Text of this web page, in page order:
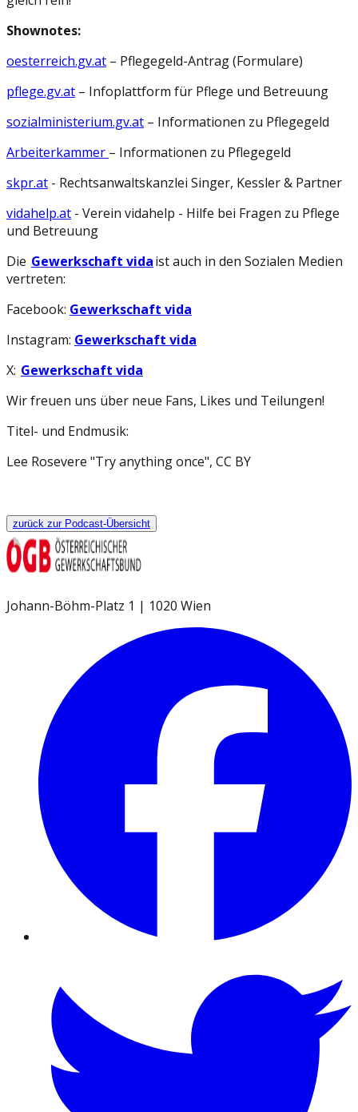
Shownotes:
oesterreich.gv.at – Pflegegeld-Antrag (Formulare)
pflege.gv.at – Infoplattform für Pflege und Betreuung
sozialministerium.gv.at – Informationen zu Pflegegeld
Arbeiterkammer – Informationen zu Pflegegeld
skpr.at - Rechtsanwaltskanzlei Singer, Kessler & Partner
vidahelp.at - Verein vidahelp - Hilfe bei Fragen zu Pflege
und Betreuung
Die Gewerkschaft vidaist auch in den Sozialen Medien
vertreten:
Facebook: Gewerkschaft vida
Instagram: Gewerkschaft vida
X: Gewerkschaft vida
Wir freuen uns über neue Fans, Likes und Teilungen!
Titel- und Endmusik:
Lee Rosevere "Try anything once", CC BY
zurück zur Podcast-Übersicht
Johann-Böhm-Platz 1 | 1020 Wien